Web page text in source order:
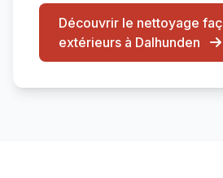
Découvrir le nettoyage
extérieurs à Dalhunden